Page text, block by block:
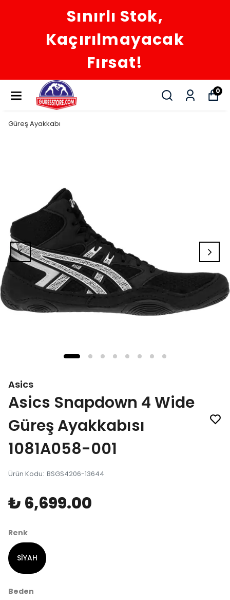
Sınırlı Stok,
Kaçırılmayacak
Fırsat!
0
Güreş Ayakkabı
Asics
Asics Snapdown 4 Wide
Güreş Ayakkabısı
1081A058-001
Ürün Kodu: BSGS4206-13644
₺ 6,699.00
Renk
SİYAH
Beden